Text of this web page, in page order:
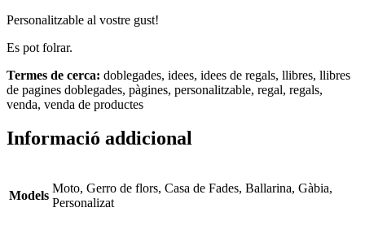
Personalitzable al vostre gust!
Es pot folrar.
Termes de cerca: doblegades, idees, idees de regals, llibres, llibres
de pagines doblegades, pàgines, personalitzable, regal, regals,
venda, venda de productes
Informació addicional
Models
Moto, Gerro de flors, Casa de Fades, Ballarina, Gàbia,
Personalizat